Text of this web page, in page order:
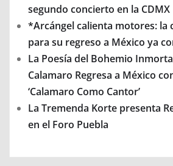
segundo concierto en la CDMX
*Arcángel calienta motores: la
para su regreso a México ya
La Poesía del Bohemio
Calamaro Regresa a México
‘Calamaro Como Cantor’
La Tremenda Korte presenta
en el Foro Puebla